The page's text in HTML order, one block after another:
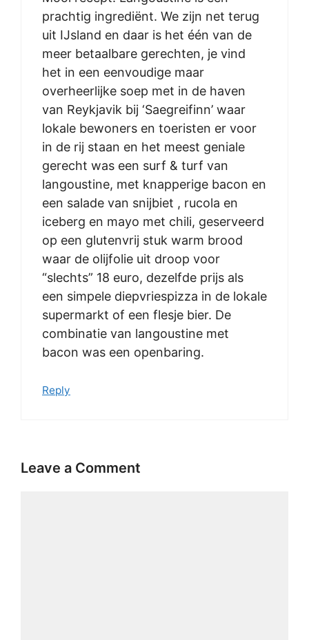
prachtig ingrediënt. We zijn net terug
uit IJsland en daar is het één van de
meer betaalbare gerechten, je vind
het in een eenvoudige maar
overheerlijke soep met in de haven
van Reykjavik bij ‘Saegreifinn’ waar
lokale bewoners en toeristen er voor
in de rij staan en het meest geniale
gerecht was een surf & turf van
langoustine, met knapperige bacon en
een salade van snijbiet , rucola en
iceberg en mayo met chili, geserveerd
op een glutenvrij stuk warm brood
waar de olijfolie uit droop voor
“slechts” 18 euro, dezelfde prijs als
een simpele diepvriespizza in de lokale
supermarkt of een flesje bier. De
combinatie van langoustine met
bacon was een openbaring.
Reply
Leave a Comment